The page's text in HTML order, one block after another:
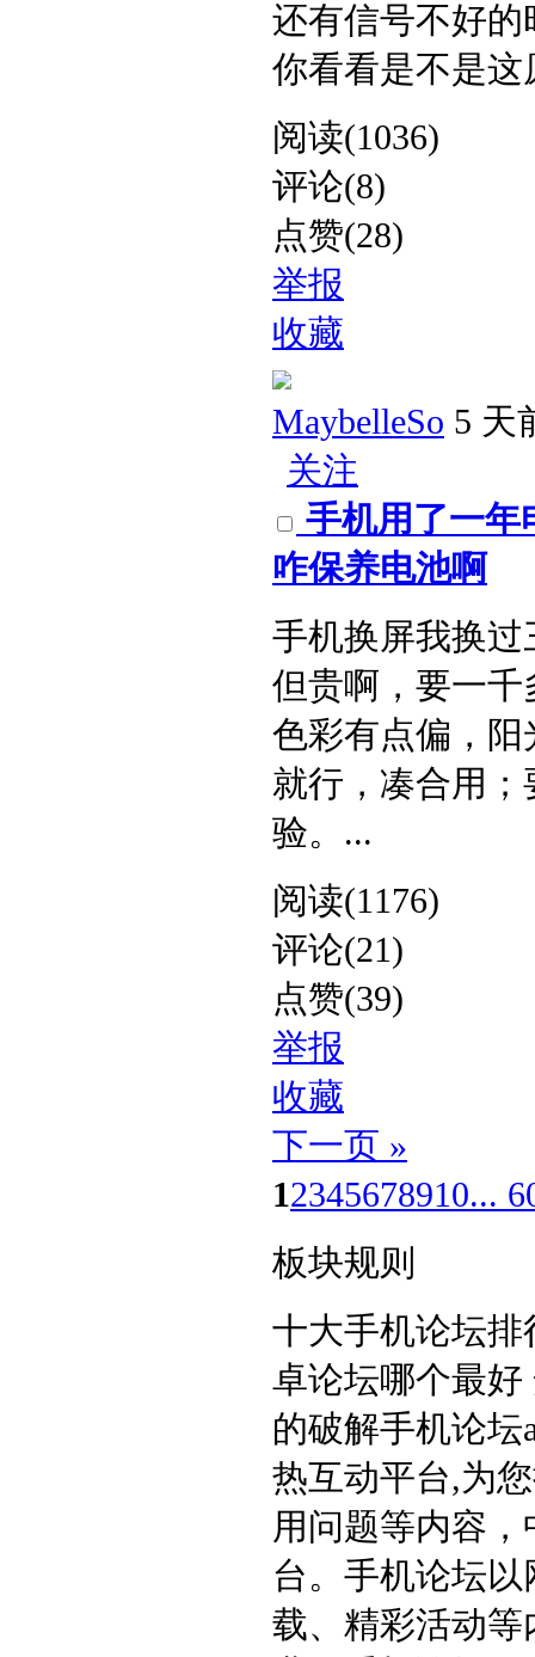
还有信号不好
你看看是不是这
阅读(1036)
评论(8)
点赞(28)
举报
收藏
MaybelleSo 5 天
关注
手机用了一年
咋保养电池啊​
手机换屏我换
但贵啊，要一
色彩有点偏，
就行，凑合用
验。​ ...
阅读(1176)
评论(21)
点赞(39)
举报
收藏
下一页 »
12345678910...
板块规则
十大手机论坛
卓论坛哪个最
的破解手机论坛
热互动平台,为
用问题等内容，
台。手机论坛
载、精彩活动